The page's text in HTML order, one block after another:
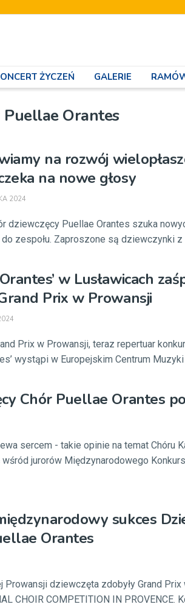
ŻYCZEŃ GALERIE
Orantes
na rozwój
na nowe głosy
2024
dziewczęcy Puellae Orantes szuka
do zespołu. Zaproszone są dziewczynki z
w Lusławicach
Prix w Prowansji
Prix w Prowansji, teraz repertuar
wystąpi w Europejskim Centrum
Chór Puellae Orantes
sercem - takie opinie na temat Chóru
wśród jurorów Międzynarodowego
sukces
Orantes
Prowansji dziewczęta zdobyły Grand
CHOIR COMPETITION IN PROVENCE.